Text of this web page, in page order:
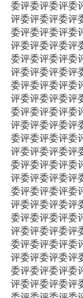
委评委评委评委
评委评委评委评
委评委评委评委
评委评委评委评
委评委评委评委
评委评委评委评
委评委评委评委
评委评委评委评
委评委评委评委
评委评委评委评
委评委评委评委
评委评委评委评
委评委评委评委
评委评委评委评
委评委评委评委
评委评委评委评
委评委评委评委
评委评委评委评
委评委评委评委
评委评委评委评
委评委评委评委
评委评委评委评